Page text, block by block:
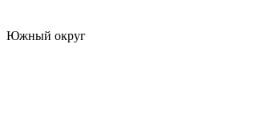
Южный округ